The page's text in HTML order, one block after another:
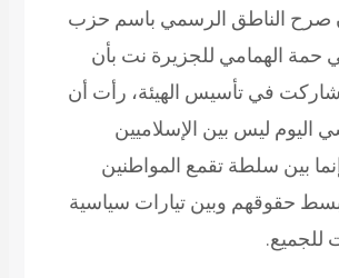
صرح الناطق الرسمي باسم حزب
حمة الهمامي للجزيرة نت بأن
شاركت في تأسيس الهيئة، رأت أن
اليوم ليس بين الإسلاميين
بين سلطة تقمع المواطنين
حقوقهم وبين تيارات سياسية
للجميع.